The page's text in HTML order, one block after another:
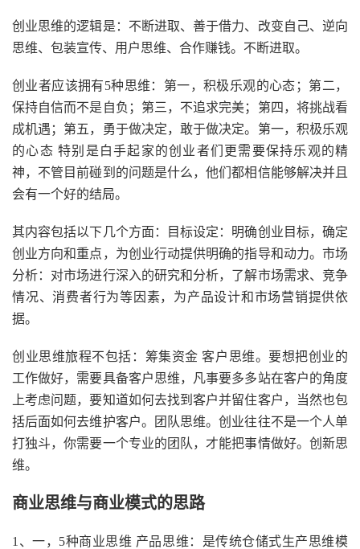
创业思维的逻辑是：不断进取、善于借力、改变自己、逆向
思维、包装宣传、用户思维、合作赚钱。不断进取。
创业者应该拥有5种思维：第一，积极乐观的心态；第二，
保持自信而不是自负；第三，不追求完美；第四，将挑战看
成机遇；第五，勇于做决定，敢于做决定。第一，积极乐观
的心态 特别是白手起家的创业者们更需要保持乐观的精
神，不管目前碰到的问题是什么，他们都相信能够解决并且
会有一个好的结局。
其内容包括以下几个方面：目标设定：明确创业目标，确定
创业方向和重点，为创业行动提供明确的指导和动力。市场
分析：对市场进行深入的研究和分析，了解市场需求、竞争
情况、消费者行为等因素，为产品设计和市场营销提供依
据。
创业思维旅程不包括：筹集资金 客户思维。要想把创业的
工作做好，需要具备客户思维，凡事要多多站在客户的角度
上考虑问题，要知道如何去找到客户并留住客户，当然也包
括后面如何去维护客户。团队思维。创业往往不是一个人单
打独斗，你需要一个专业的团队，才能把事情做好。创新思
维。
商业思维与商业模式的思路
1、一，5种商业思维 产品思维：是传统仓储式生产思维模